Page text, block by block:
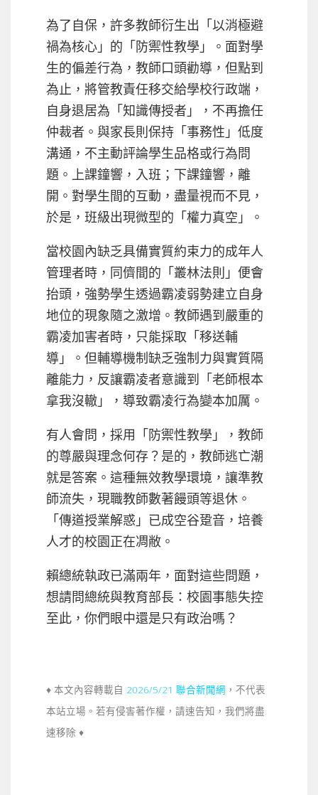
為了自保，許多教師衍生出「以消極避
禍為核心」的「防禦性教學」。面對學
生的偏差行為，教師口頭勸導，但點到
為止，將管教責任移交給學校行政端，
自身退居為「知識傳授者」，不再擔任
仲裁者。與家長則保持「事務性」低度
溝通，不主動評論學生品格或行為問
題。上課鐘響，入班；下課鐘響，離
開。對學生間的互動，盡量視而不見，
於是，班級出現微型的「權力真空」。
當校園內缺乏具備實質約束力的成年人
管理者時，同儕間的「叢林法則」便會
抬頭，強勢學生透過霸凌弱勢建立自身
地位的現象隨之激增。教師遇到嚴重的
霸凌加害者時，只能採取「移送輔
導」。但輔導機制缺乏強制力與實質隔
離能力，反讓霸凌者意識到「老師根本
拿我沒轍」，導致霸凌行為變本加厲。
有人會問，採用「防禦性教學」，教師
的尊嚴與理念何存？是的，教師逃亡潮
就是答案。這種無效教學環境，讓準教
師流失，現職教師數著饅頭等退休。
「傳道授業解惑」已成空谷跫音，培養
人才的校園正在凋敝。
賴總統執政已滿兩年，面對這些問題，
想請問總統與教育部長：校園事態失控
至此，你們眼中還是只有政治嗎？
♦ 本文內容轉載自 2026/5/21 聯合新聞網 ，不代表
本站立場。若有侵害著作權，請速告知，我們將盡
速移除 ♦